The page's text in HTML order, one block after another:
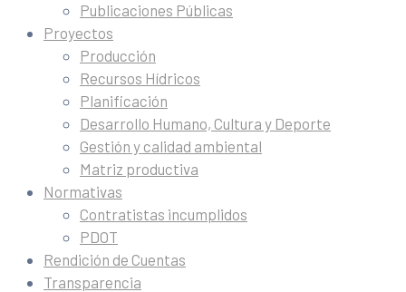
Publicaciones Públicas
Proyectos
Producción
Recursos Hídricos
Planificación
Desarrollo Humano, Cultura y Deporte
Gestión y calidad ambiental
Matriz productiva
Normativas
Contratistas incumplidos
PDOT
Rendición de Cuentas
Transparencia